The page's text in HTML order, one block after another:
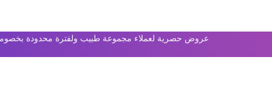
عروض حصرية لعملاء مجموعة طبيب ولفترة محدودة بخصومات